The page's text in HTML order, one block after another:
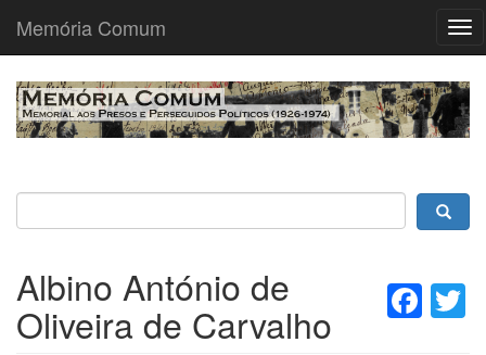
Passar
para
Memória Comum
Albino António de
Oliveira de Carvalho